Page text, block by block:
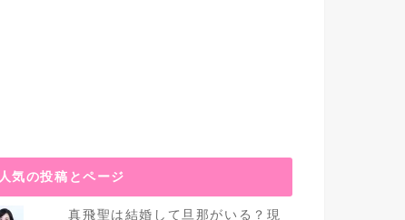
人気の投稿とページ
真飛聖は結婚して旦那がいる？現